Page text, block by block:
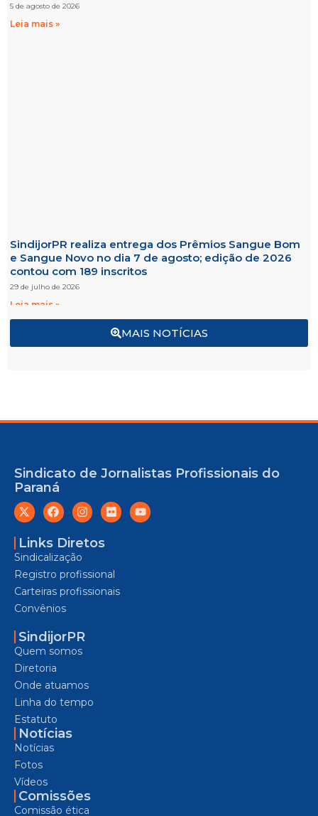
MAIS NOTÍCIAS
5 de agosto de 2026
Leia mais »
SindijorPR realiza entrega dos Prêmios Sangue Bom
e Sangue Novo no dia 7 de agosto; edição de 2026
contou com 189 inscritos
29 de julho de 2026
Leia mais »
Sindicato de Jornalistas Profissionais do
Paraná
Links Diretos
Sindicalização
Registro profissional
Carteiras profissionais
Convênios
SindijorPR
Quem somos
Diretoria
Onde atuamos
Linha do tempo
Estatuto
Notícias
Notícias
Fotos
Vídeos
Comissões
Comissão ética